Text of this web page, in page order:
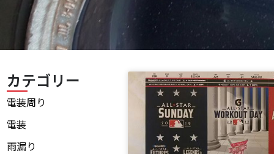
カテゴリー
電装周り
電装
雨漏り